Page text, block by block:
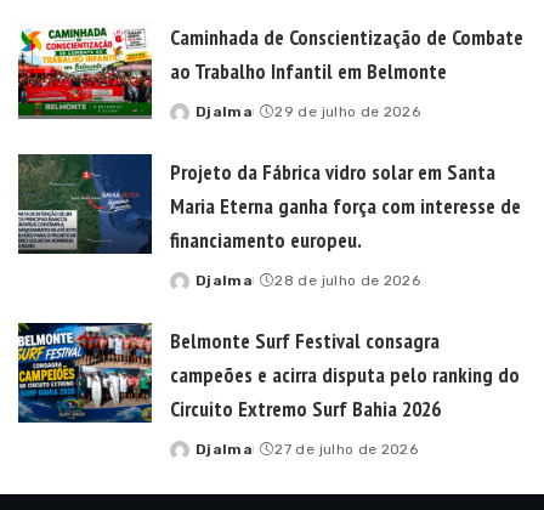
Caminhada de Conscientização de Combate
ao Trabalho Infantil em Belmonte
Posted
Djalma 29 de julho de 2026
Projeto da Fábrica vidro solar em Santa
Maria Eterna ganha força com interesse de
financiamento europeu.
Posted
Djalma 28 de julho de 2026
Belmonte Surf Festival consagra
campeões e acirra disputa pelo ranking do
Circuito Extremo Surf Bahia 2026
Posted
Djalma 27 de julho de 2026